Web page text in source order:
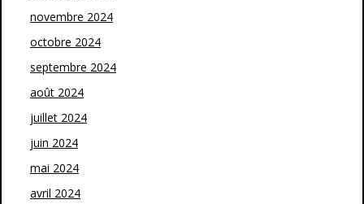
novembre 2024
octobre 2024
septembre 2024
août 2024
juillet 2024
juin 2024
mai 2024
avril 2024